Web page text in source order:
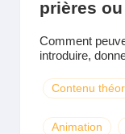
prières
Comment
introduire,
Contenu
Animation